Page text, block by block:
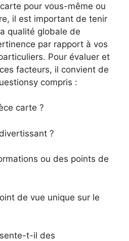
pour vous-même ou
il est important de tenir
qualité globale de
par rapport à vos
Pour évaluer et
facteurs, il convient de
compris :
carte ?
?
ou des points de
de vue unique sur le
t-il des